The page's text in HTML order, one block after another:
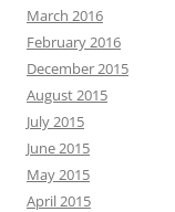
March 2016
February 2016
December 2015
August 2015
July 2015
June 2015
May 2015
April 2015